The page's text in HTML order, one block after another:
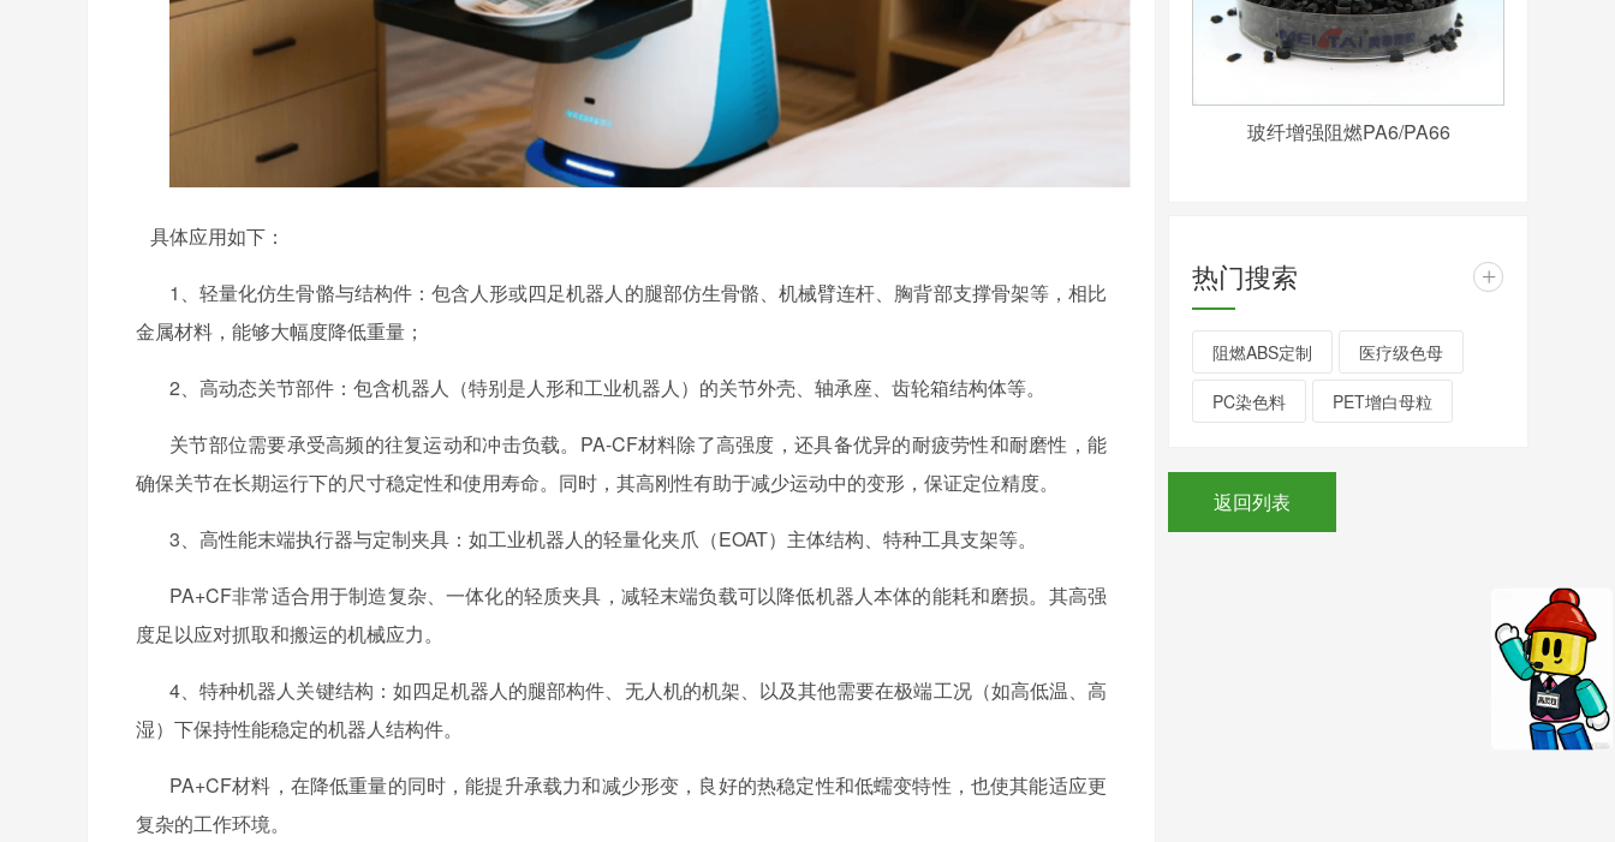
具体应用如下：
1、轻量化仿生骨骼与结构件：包含人形或四足机器人的腿部仿生骨骼、机械臂连杆、胸背部支撑骨架等，相比
金属材料，能够大幅度降低重量；
2、高动态关节部件：包含机器人（特别是人形和工业机器人）的关节外壳、轴承座、齿轮箱结构体等。
关节部位需要承受高频的往复运动和冲击负载。 PA-CF材料除了高强度，还具备优异的耐疲劳性和耐磨性，能
确保关节在长期运行下的尺寸稳定性和使用寿命。同时，其高刚性有助于减少运动中的变形，保证定位精度。
3、高性能末端执行器与定制夹具：如工业机器人的轻量化夹爪（EOAT）主体结构、特种工具支架等。
PA+CF非常适合用于制造复杂、一体化的轻质夹具，减轻末端负载可以降低机器人本体的能耗和磨损。其高强
度足以应对抓取和搬运的机械应力。
4、特种机器人关键结构：如四足机器人的腿部构件、无人机的机架、以及其他需要在极端工况（如高低温、高
湿）下保持性能稳定的机器人结构件。
PA+CF材料，在降低重量的同时，能提升承载力和减少形变，良好的热稳定性和低蠕变特性，也使其能适应更
复杂的工作环境。
玻纤增强阻燃PA6/PA66
热门搜索 +
阻燃ABS定制 医疗级色母
PC染色料 PET增白母粒
返回列表